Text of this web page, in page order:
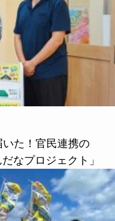
た！官民連携の
なプロジェクト」